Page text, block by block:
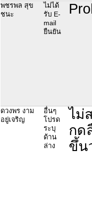
พชรพล สุข
ชนะ
ไม่ได้
รับ E-
mail
ยืนยัน
ดวงพร งาม
อยู่เจริญ
อื่นๆ
โปรด
ระบุ
ด้าน
ล่าง
ไม่
กด
ขึ้น